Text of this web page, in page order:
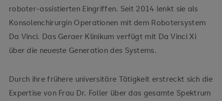
roboter-assistierten Eingriffen. Seit 2014 lenkt sie als
Konsolenchirurgin Operationen mit dem Robotersystem
Da Vinci. Das Geraer Klinikum verfügt mit Da Vinci Xi
über die neueste Generation des Systems.
Durch ihre frühere universitäre Tätigkeit erstreckt sich die
Expertise von Frau Dr. Foller über das gesamte Spektrum